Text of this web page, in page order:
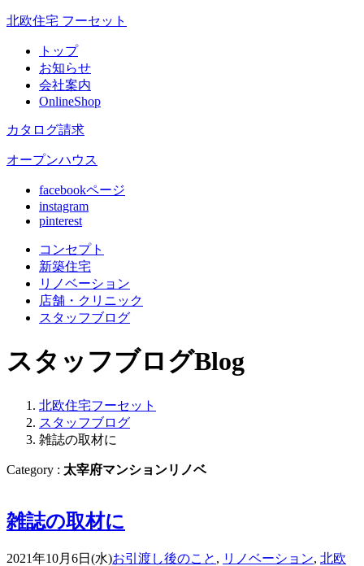
北欧住宅 フーセット
トップ
お知らせ
会社案内
OnlineShop
カタログ請求
オープンハウス
facebookページ
instagram
pinterest
コンセプト
新築住宅
リノベーション
店舗 ・クリニック
スタッフブログ
スタッフブログBlog
北欧住宅フーセット
スタッフブログ
雑誌の取材に
Category : 太宰府マンションリノベ
雑誌の取材に
2021年10月6日(水)お引渡し後のこと , リノベーション, 北欧